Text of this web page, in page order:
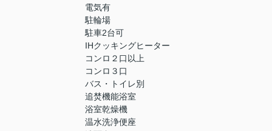
電気有
駐輪場
駐車2台可
IHクッキングヒーター
コンロ２口以上
コンロ３口
バス・トイレ別
追焚機能浴室
浴室乾燥機
温水洗浄便座